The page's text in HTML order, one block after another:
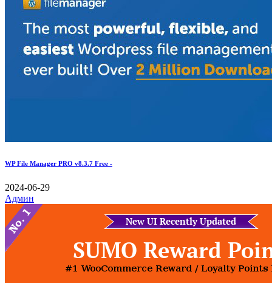
WP File Manager PRO v8.3.7 Free -
2024-06-29
Админ